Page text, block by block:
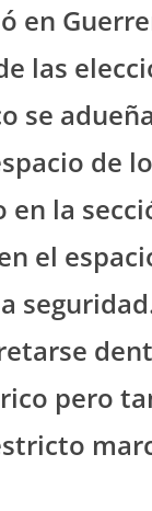
en
las
se
de
en la
el
pero